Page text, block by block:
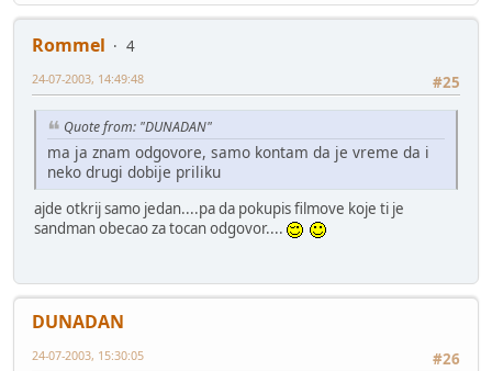
Rommel
4
#25
24-07-2003, 14:49:48
Quote from: "DUNADAN"
ma ja znam odgovore, samo kontam da je vreme da i
neko drugi dobije priliku
ajde otkrij samo jedan....pa da pokupis filmove koje ti je
sandman obecao za tocan odgovor....
DUNADAN
#26
24-07-2003, 15:30:05